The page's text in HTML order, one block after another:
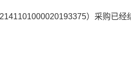
2141101000020193375）采购已经